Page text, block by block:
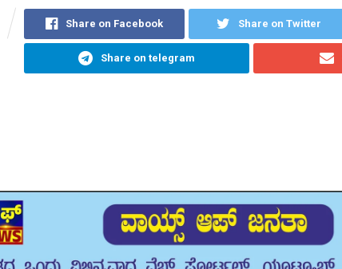
Share on Facebook Share on Twitter
Share on telegram